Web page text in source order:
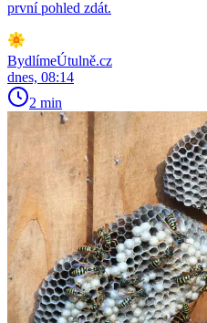
první pohled zdát.
BydlímeÚtulně.cz
dnes, 08:14
2 min